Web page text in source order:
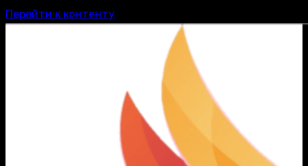
Перейти к контенту